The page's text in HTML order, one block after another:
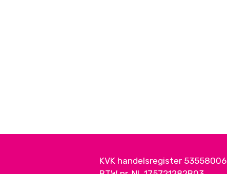
KVK handelsregister 53558006